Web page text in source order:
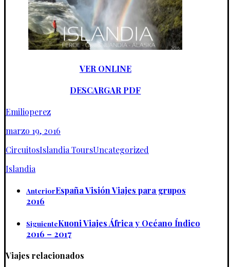
VER ONLINE
DESCARGAR PDF
Emilioperez
marzo 19, 2016
CircuitosIslandia ToursUncategorized
Islandia
AnteriorEspaña Visión Viajes para grupos
2016
SiguienteKuoni Viajes África y Océano Índico
2016 – 2017
Viajes relacionados